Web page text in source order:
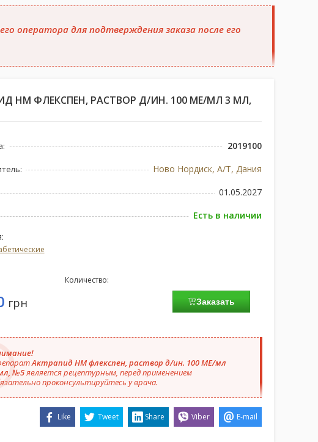
оператора для подтверждения заказа после его
HM ФЛЕКСПЕН, РАСТВОР Д/ИН. 100 МЕ/МЛ 3 МЛ,
2019100
Ново Нордиск, А/Т, Дания
01.05.2027
Есть в наличии
грн
Количество:
Заказать
Актрапид HM флекспен, раствор д/ин. 100 МЕ/мл
№5является рецептурным, перед применением
проконсультируйтесь у врача.
Like Tweet Share Viber E-mail